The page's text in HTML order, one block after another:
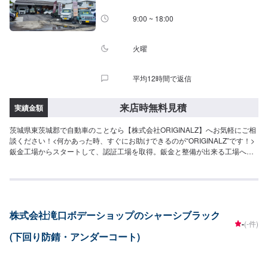
9:00 ~ 18:00
火曜
平均12時間で返信
実績金額 来店時無料見積
茨城県東茨城郡で自動車のことなら【株式会社ORIGINALZ】へお気軽にご相
談ください！<何かあった時、すぐにお助けできるのが“ORIGINALZ”です！>
鈑金工場からスタートして、認証工場を取得。鈑金と整備が出来る工場へと
す。信頼と安心をお届けし、最後には笑顔になっていただけるよう努めま
スタムなどにも力を入れ、工場での一貫作業として今までのノウハウを生か
しております。当店はただ車を修理したり販売するだけでなく、お客様に何
かあった時にすぐに駆け付け、相談に乗り、対応から解決まで導くことがで
株式会社滝口ボデーショップのシャーシブラック
(下回り防錆・アンダーコート)
-(-件)